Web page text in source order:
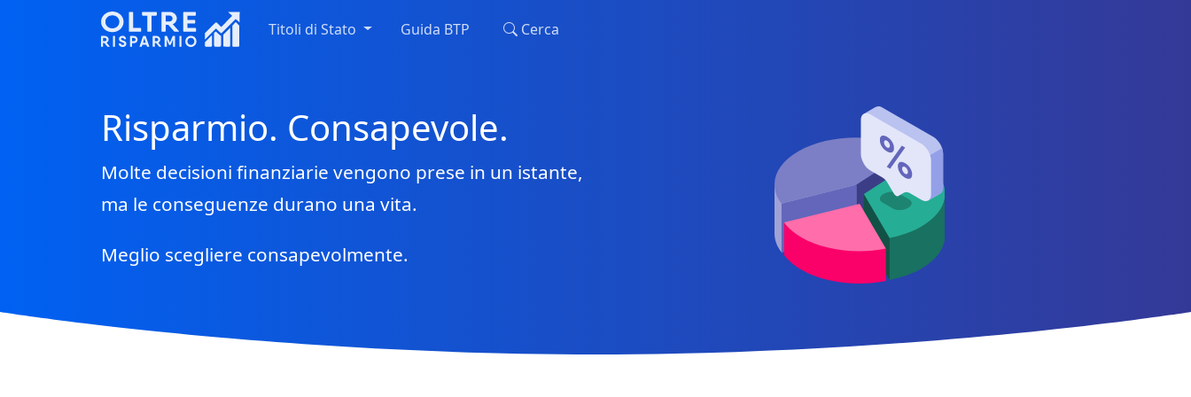
Titoli di Stato Guida BTP Cerca
Risparmio. Consapevole.
Molte decisioni finanziarie vengono prese in un istante,
ma le conseguenze durano una vita.
Meglio scegliere consapevolmente.